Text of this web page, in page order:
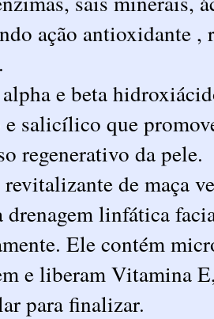
ação antioxidante
e beta
salicílico que
regenerativo da pele.
de maça
drenagem linfática
Ele contém
e liberam Vitamina
para finalizar.